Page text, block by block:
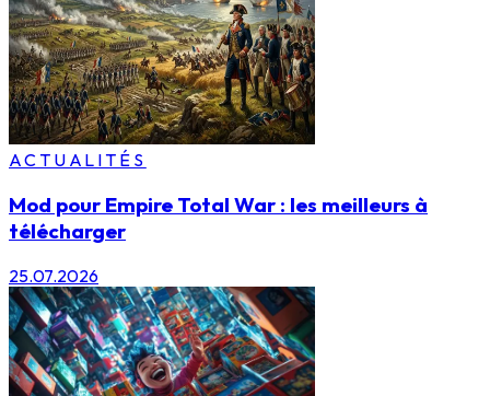
ACTUALITÉS
Mod pour Empire Total War : les meilleurs à
télécharger
25.07.2026